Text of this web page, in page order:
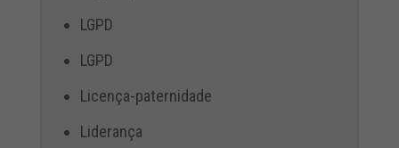
LGPD
LGPD
Licença-paternidade
Liderança